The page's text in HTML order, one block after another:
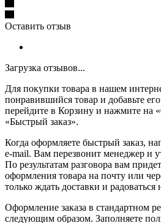
Оставить отзыв
Загрузка отзывов...
Для покупки товара в нашем
понравившийся товар и добавьте
перейдите в Корзину и нажмите на
«Быстрый заказ».
Когда оформляете быстрый заказ,
e-mail. Вам перезвонит менеджер и
По результатам разговора вам
оформления товара на почту или
только ждать доставки и
Оформление заказа в стандартном
следующим образом. Заполняете